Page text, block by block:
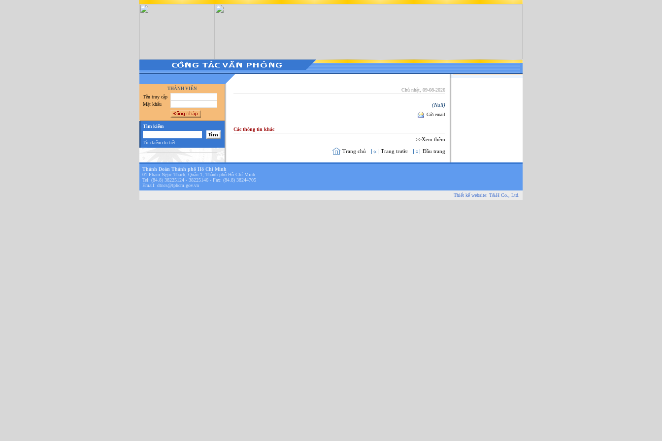
THÀNH VIÊN
Tên truy cập
Mật khẩu
Tìm kiếm
Tìm kiếm chi tiết
Chủ nhật, 09-08-2026
(Null)
Gửi email
Các thông tin khác
>>Xem thêm
Trang chủ Trang trước Đầu trang
Thành Đoàn Thành phố Hồ Chí Minh
01 Phạm Ngọc Thạch, Quận 1, Thành phố Hồ Chí Minh
Tel: (84.8) 38225124 - 38225146 - Fax: (84.8) 38244705
Email: dtncs@tphcm.gov.vn
Thiết kế website: T&H Co., Ltd.